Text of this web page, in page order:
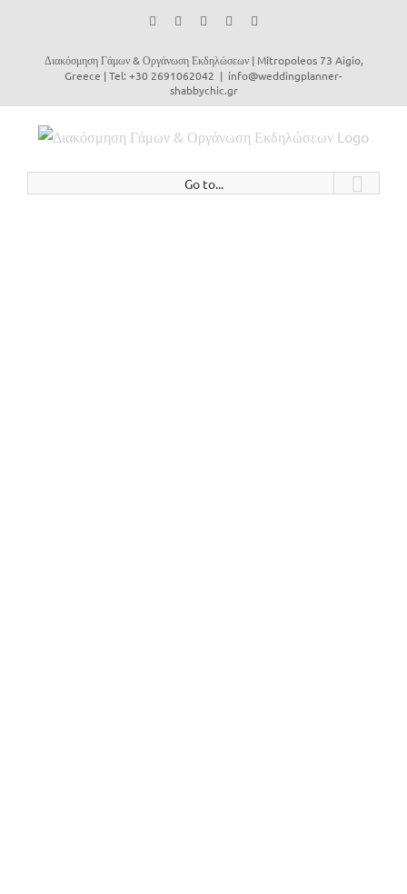
FacebookInstagramYouTube
Vimeo
Διακόσμηση Γάμων & Οργάνωση Εκδηλώσεων | Mitropoleos 73 Aigio,
Greece | Tel: +30 2691062042 | info@weddingplanner-
shabbychic.gr
Go to...